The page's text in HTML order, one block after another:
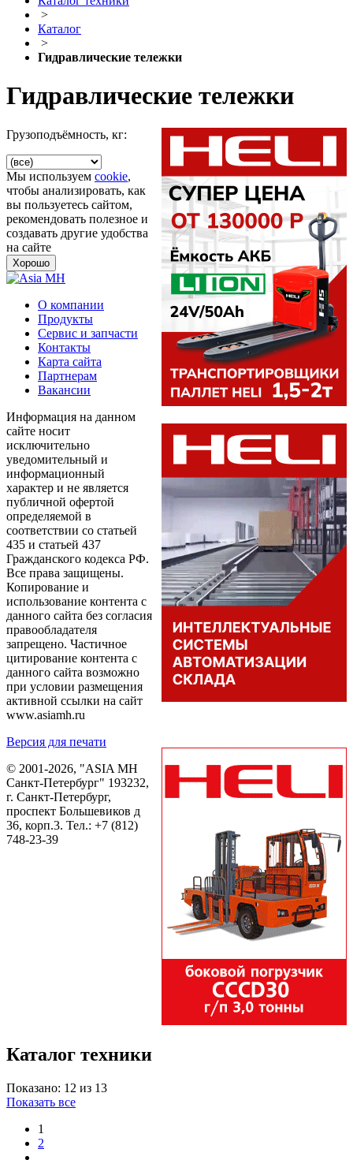
>
Каталог
>
Гидравлические тележки
Гидравлические тележки
Грузоподъёмность, кг:
Каталог техники
Показано: 12 из 13
Показать все
1
2
Мы используем cookie,
чтобы анализировать, как
вы пользуетесь сайтом,
рекомендовать полезное и
создавать другие удобства
на сайте
Хорошо
О компании
Продукты
Сервис и запчасти
Контакты
Карта сайта
Партнерам
Вакансии
Информация на данном
сайте носит
исключительно
уведомительный и
информационный
характер и не является
публичной офертой
определяемой в
соответствии со статьей
435 и статьей 437
Гражданского кодекса РФ.
Все права защищены.
Копирование и
использование контента с
данного сайта без согласия
правообладателя
запрещено. Частичное
цитирование контента с
данного сайта возможно
при условии размещения
активной ссылки на сайт
www.asiamh.ru
Версия для печати
© 2001-2026, "ASIA MH
Санкт-Петербург" 193232,
г. Санкт-Петербург,
проспект Большевиков д
36, корп.3. Тел.: +7 (812)
748-23-39